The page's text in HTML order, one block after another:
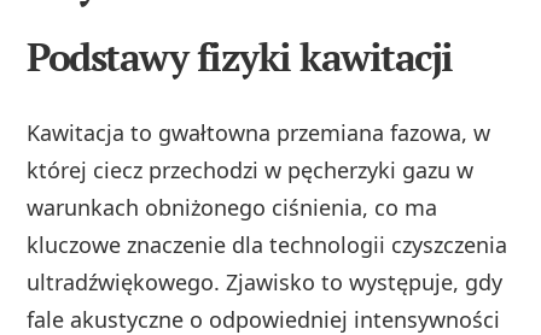
Podstawy fizyki kawitacji
Kawitacja to gwałtowna przemiana fazowa, w
której ciecz przechodzi w pęcherzyki gazu w
warunkach obniżonego ciśnienia, co ma
kluczowe znaczenie dla technologii czyszczenia
ultradźwiękowego. Zjawisko to występuje, gdy
fale akustyczne o odpowiedniej intensywności